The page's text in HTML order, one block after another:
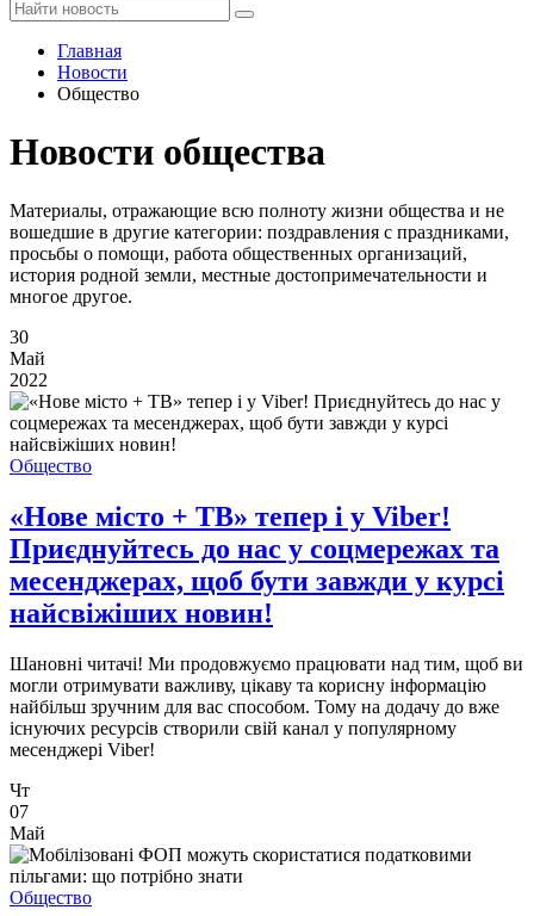
Главная
Новости
Общество
Новости общества
Материалы, отражающие всю полноту жизни общества и не
вошедшие в другие категории: поздравления с праздниками,
просьбы о помощи, работа общественных организаций,
история родной земли, местные достопримечательности и
многое другое.
30
Май
2022
Общество
«Нове місто + ТВ» тепер і у Viber!
Приєднуйтесь до нас у соцмережах та
месенджерах, щоб бути завжди у курсі
найсвіжіших новин!
Шановні читачі! Ми продовжуємо працювати над тим, щоб ви
могли отримувати важливу, цікаву та корисну інформацію
найбільш зручним для вас способом. Тому на додачу до вже
існуючих ресурсів створили свій канал у популярному
месенджері Viber!
Чт
07
Май
Общество